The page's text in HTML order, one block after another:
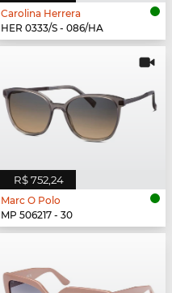
Carolina Herrera
HER 0333/S - 086/HA
R$ 752,24
Marc O Polo
MP 506217 - 30